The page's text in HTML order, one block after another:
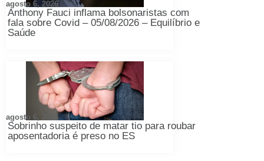
Anthony Fauci inflama bolsonaristas com
fala sobre Covid – 05/08/2026 – Equilíbrio e
Saúde
agosto 6, 2026
Sobrinho suspeito de matar tio para roubar
aposentadoria é preso no ES
agosto 6, 2026